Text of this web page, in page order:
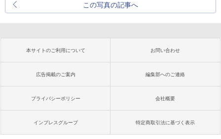
この写真の記事へ
本サイトのご利用について お問い合わせ
広告掲載のご案内 編集部へのご連絡
プライバシーポリシー 会社概要
インプレスグループ 特定商取引法に基づく表示